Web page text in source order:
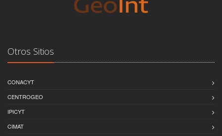
Otros Sitios
CONACYT
CENTROGEO
IPICYT
CIMAT